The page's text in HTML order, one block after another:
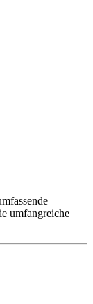
umfangreiche